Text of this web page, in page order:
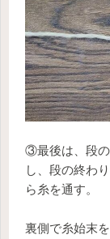
③最後は、段の
し、段の終わ
ら糸を通す。
裏側で糸始末を